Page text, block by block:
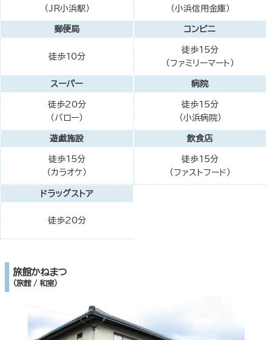
（JR小浜駅）
（小浜信用金庫）
郵便局
徒歩10分
コンビニ
徒歩15分
（ファミリーマート）
スーパー
徒歩20分
（バロー）
病院
徒歩15分
（小浜病院）
遊戯施設
徒歩15分
（カラオケ）
飲食店
徒歩15分
（ファストフード）
ドラッグストア
徒歩20分
旅館かねまつ
（旅館 / 和室）